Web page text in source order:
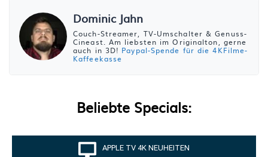
Dominic Jahn
Couch-Streamer, TV-Umschalter & Genuss-
Cineast. Am liebsten im Originalton, gerne
auch in 3D! Paypal-Spende für die 4KFilme-
Kaffeekasse
Beliebte Specials:
APPLE TV 4K NEUHEITEN